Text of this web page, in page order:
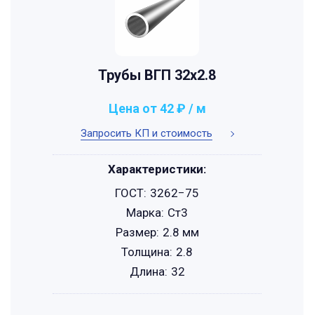
Трубы ВГП 32x2.8
Запросить КП и стоимость
Цена от 42 ₽ / м
Характеристики:
ГОСТ: 3262−75
Марка: Ст3
Размер: 2.8 мм
Толщина: 2.8
Длина: 32